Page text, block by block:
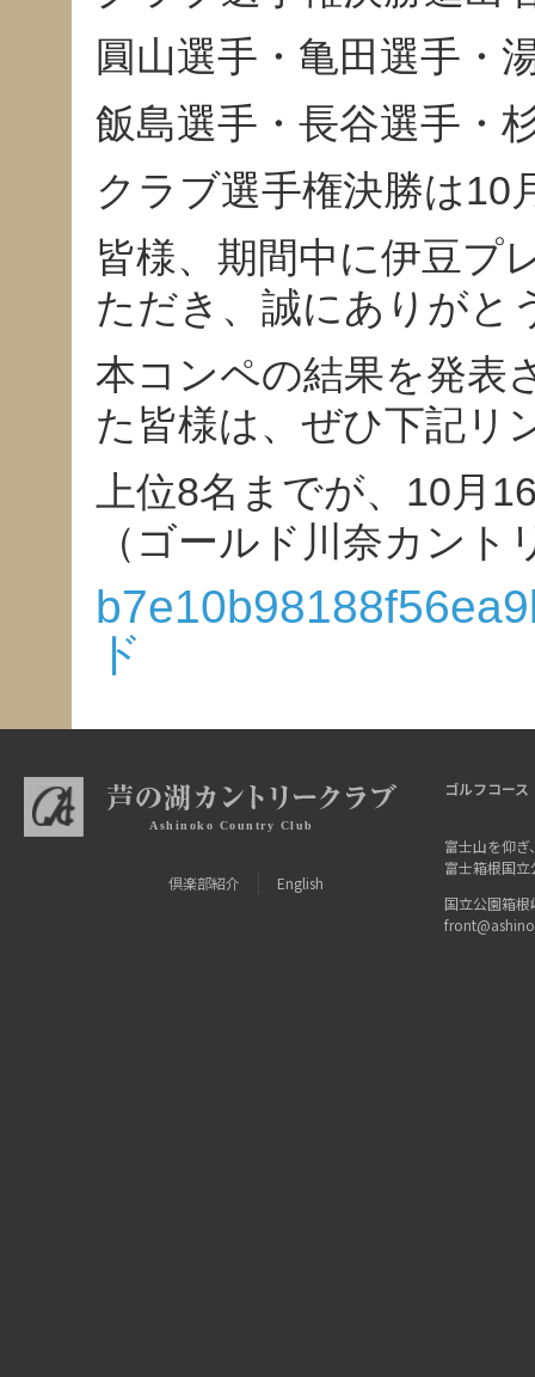
圓山選手・亀田選手・
飯島選手・長谷選手・
クラブ選手権決勝は10
皆様、期間中に伊豆プ
ただき、誠にありがと
本コンペの結果を発表
た皆様は、ぜひ下記リ
上位8名までが、10月
（ゴールド川奈カン
ド
倶楽部紹介 English
ゴルフコース
富士山を仰
富士箱根国
国立公園箱